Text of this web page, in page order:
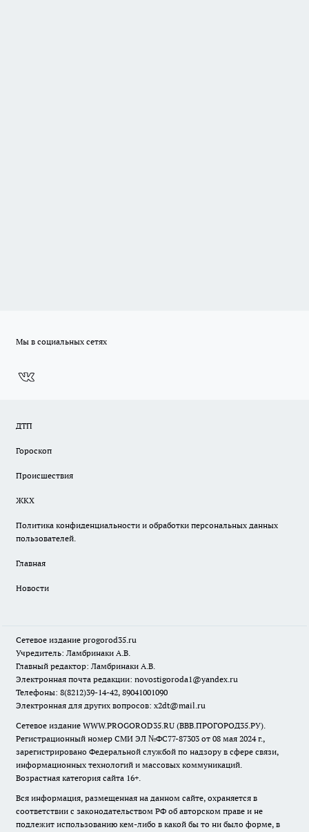
Мы в социальных сетях
ДТП
Гороскоп
Происшествия
ЖКХ
Политика конфиденциальности и обработки персональных данных
пользователей.
Главная
Новости
Сетевое издание progorod35.ru
Учредитель: Ламбринаки А.В.
Главный редактор: Ламбринаки А.В.
Электронная почта редакции: novostigoroda1@yandex.ru
Телефоны: 8(8212)39-14-42, 89041001090
Электронная для других вопросов: x2dt@mail.ru
Сетевое издание WWW.PROGOROD35.RU (ВВВ.ПРОГОРОД35.РУ).
Регистрационный номер СМИ ЭЛ №ФС77-87303 от 08 мая 2024 г.,
зарегистрировано Федеральной службой по надзору в сфере связи,
информационных технологий и массовых коммуникаций.
Возрастная категория сайта 16+.
Вся информация, размещенная на данном сайте, охраняется в
соответствии с законодательством РФ об авторском праве и не
подлежит использованию кем-либо в какой бы то ни было форме, в